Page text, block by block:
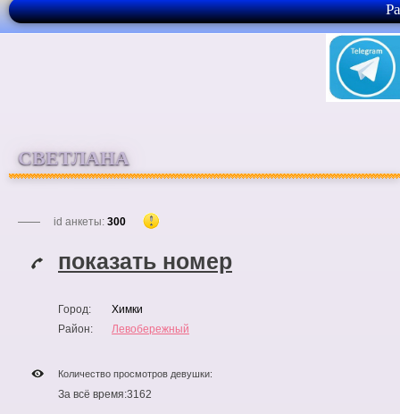
СВЕТЛАНА
id анкеты: 300
показать номер
Город:
Химки
Район:
Левобережный
Количество просмотров девушки:
За всё время:3162